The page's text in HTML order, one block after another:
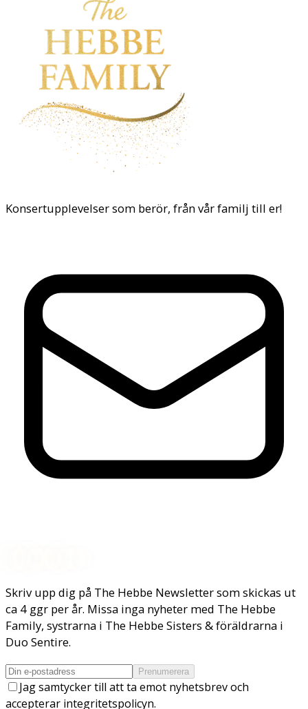
Konsertupplevelser som berör, från vår familj till er!
Skriv upp dig på The Hebbe Newsletter som skickas ut
ca 4 ggr per år. Missa inga nyheter med The Hebbe
Family, systrarna i The Hebbe Sisters & föräldrarna i
Duo Sentire.
Prenumerera
Jag samtycker till att ta emot nyhetsbrev och
accepterar integritetspolicyn.